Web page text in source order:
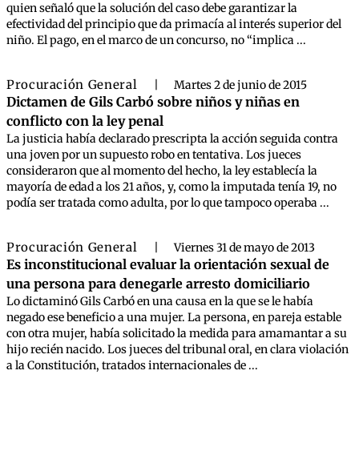
quien señaló que la solución del caso debe garantizar la
efectividad del principio que da primacía al interés superior del
niño. El pago, en el marco de un concurso, no “implica ...
Procuración General Martes 2 de junio de 2015
Dictamen de Gils Carbó sobre niños y niñas en
conflicto con la ley penal
La justicia había declarado prescripta la acción seguida contra
una joven por un supuesto robo en tentativa. Los jueces
consideraron que al momento del hecho, la ley establecía la
mayoría de edad a los 21 años, y, como la imputada tenía 19, no
podía ser tratada como adulta, por lo que tampoco operaba ...
Procuración General Viernes 31 de mayo de 2013
Es inconstitucional evaluar la orientación sexual de
una persona para denegarle arresto domiciliario
Lo dictaminó Gils Carbó en una causa en la que se le había
negado ese beneficio a una mujer. La persona, en pareja estable
con otra mujer, había solicitado la medida para amamantar a su
hijo recién nacido. Los jueces del tribunal oral, en clara violación
a la Constitución, tratados internacionales de ...